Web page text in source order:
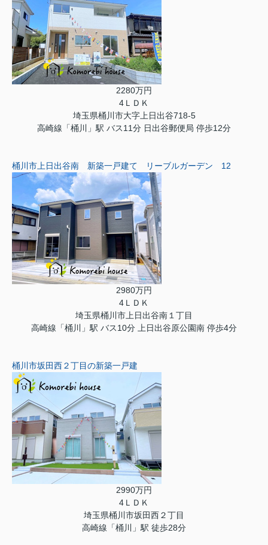
2280万円
4ＬＤＫ
埼玉県桶川市大字上日出谷718-5
高崎線「桶川」駅 バス11分 日出谷郵便局 停歩12分
桶川市上日出谷南 新築一戸建て リーブルガーデン 12
2980万円
4ＬＤＫ
埼玉県桶川市上日出谷南１丁目
高崎線「桶川」駅 バス10分 上日出谷原公園南 停歩4分
桶川市坂田西２丁目の新築一戸建
2990万円
4ＬＤＫ
埼玉県桶川市坂田西２丁目
高崎線「桶川」駅 徒歩28分